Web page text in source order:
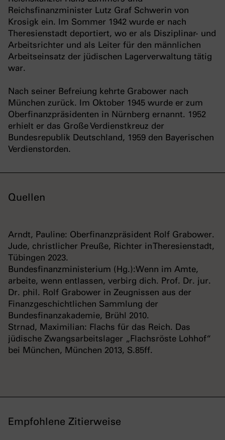
Reichsfinanzminister Lutz Graf Schwerin von
Krosigk ein. Im Sommer 1942 wurde er nach
Theresienstadt deportiert, wo er als Disziplinar- und
Arbeitsrichter und als Leiter für den männlichen
Arbeitseinsatz der jüdischen Lagerverwaltung tätig
war.
Nach seiner Befreiung kehrte Grabower nach
München zurück. Im Oktober 1945 wurde er zum
Oberfinanzpräsidenten in Nürnberg ernannt. 1952
erhielt er das Große Verdienstkreuz der
Bundesrepublik Deutschland, 1959 den Bayerischen
Verdienstorden.
Quellen
Arndt, Pauline: Oberfinanzpräsident Rolf Grabower.
Jude, christlicher Preuße, Richter in Theresienstadt,
Tübingen 2023.
Bundesfinanzministerium (Hg.):Wenn im Amte,
arbeite, wenn entlassen, verbirg dich. Prof. Dr. jur.
Dr. phil. Rolf Grabower in Zeugnissen aus der
Finanzgeschichtlichen Sammlung der
Bundesfinanzakademie, Brühl 2010.
Strnad, Maximilian: Flachs für das Reich. Das
jüdische Zwangsarbeitslager „Flachsröste Lohhof“
bei München, München 2013, S.85ff.
Empfohlene Zitierweise